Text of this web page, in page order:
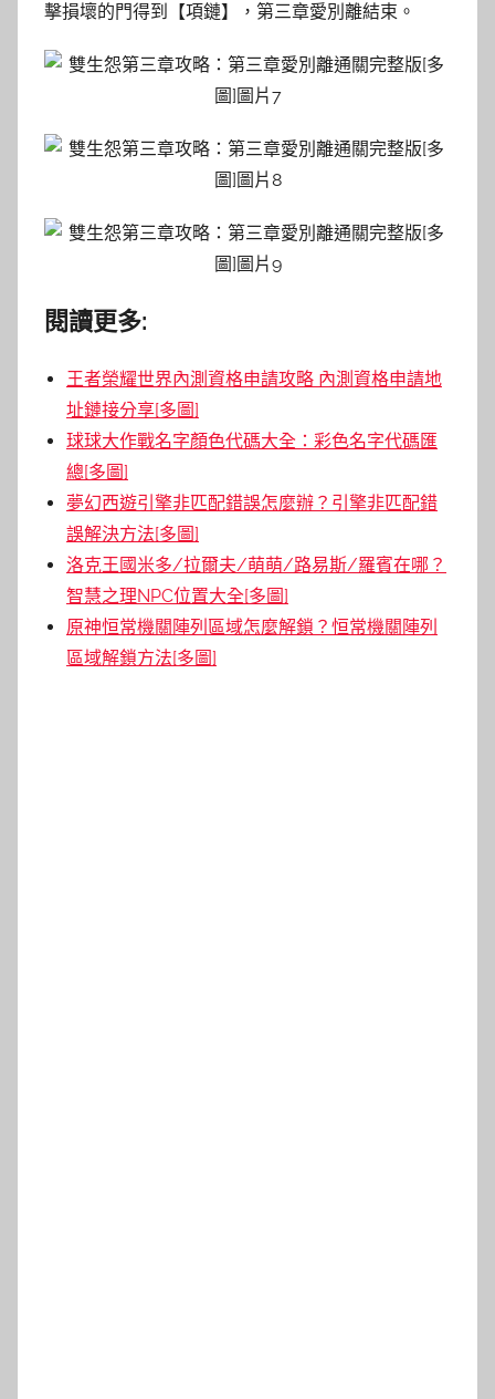
擊損壞的門得到【項鏈】，第三章愛別離結束。
閱讀更多:
王者榮耀世界內測資格申請攻略 內測資格申請地
址鏈接分享[多圖]
球球大作戰名字顏色代碼大全：彩色名字代碼匯
總[多圖]
夢幻西遊引擎非匹配錯誤怎麼辦？引擎非匹配錯
誤解決方法[多圖]
洛克王國米多/拉爾夫/萌萌/路易斯/羅賓在哪？
智慧之理NPC位置大全[多圖]
原神恒常機關陣列區域怎麼解鎖？恒常機關陣列
區域解鎖方法[多圖]